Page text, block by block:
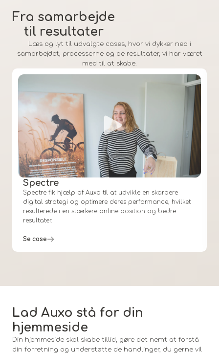
Fra samarbejde
til resultater
Læs og lyt til udvalgte cases, hvor vi dykker ned i
samarbejdet, processerne og de resultater, vi har været
med til at skabe.
Spectre
Spectre fik hjælp af Auxo til at udvikle en skarpere
digital strategi og optimere deres performance, hvilket
resulterede i en stærkere online position og bedre
resultater.
Se case
Lad Auxo stå for din
hjemmeside
Din hjemmeside skal skabe tillid, gøre det nemt at forstå
din forretning og understøtte de handlinger, du gerne vil